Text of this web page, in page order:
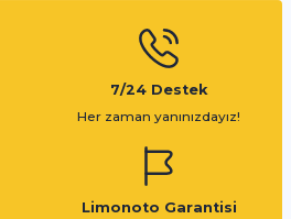
7/24 Destek
Her zaman yanınızdayız!
Limonoto Garantisi